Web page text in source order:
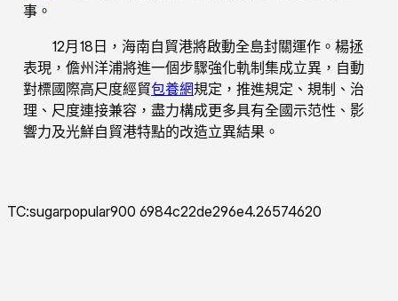
事。
12月18日，海南自貿港將啟動全島封關運作。楊拯
表現，儋州洋浦將進一個步驟強化軌制集成立異，自動
對標國際高尺度經貿包養網規定，推進規定、規制、治
理、尺度連接兼容，盡力構成更多具有全國示范性、影
響力及光鮮自貿港特點的改造立異結果。
TC:sugarpopular900 6984c22de296e4.26574620